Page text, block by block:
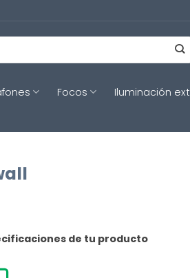
Focos
Iluminación
de tu producto